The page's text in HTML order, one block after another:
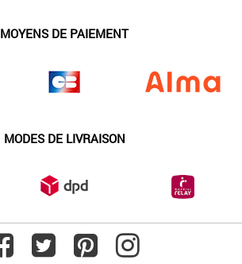
MOYENS DE PAIEMENT
MODES DE LIVRAISON